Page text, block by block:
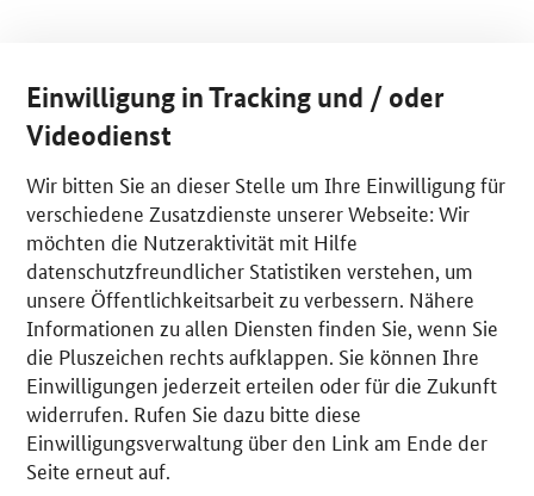
Einwilligung in Tracking und / oder
Videodienst
Wir bitten Sie an dieser Stelle um Ihre Einwilligung für
verschiedene Zusatzdienste unserer Webseite: Wir
möchten die Nutzeraktivität mit Hilfe
datenschutzfreundlicher Statistiken verstehen, um
unsere Öffentlichkeitsarbeit zu verbessern. Nähere
Informationen zu allen Diensten finden Sie, wenn Sie
die Pluszeichen rechts aufklappen. Sie können Ihre
Einwilligungen jederzeit erteilen oder für die Zukunft
widerrufen. Rufen Sie dazu bitte diese
Einwilligungsverwaltung über den Link am Ende der
Seite erneut auf.